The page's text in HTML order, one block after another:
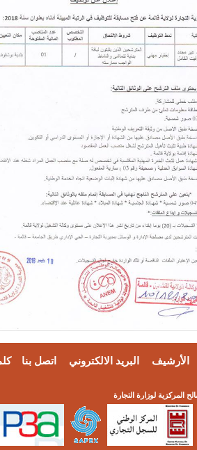
الأرشيف البريد الالكتروني اتصل بنا
المركزية لوزارة التجارة